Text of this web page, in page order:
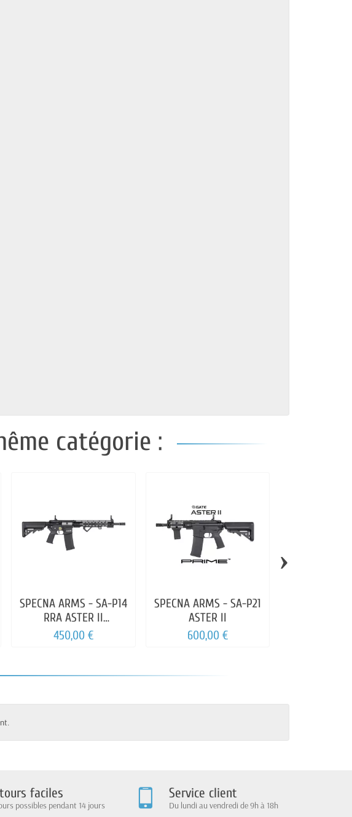
catégorie :
SPECNA ARMS - SA-P14
RRA ASTER II
BRUSHLESS NOIRE
450,00 €
SPECNA ARMS - SA-P21
ASTER II
600,00 €
›
faciles
possibles pendant 14 jours
Service client
Du lundi au vendredi de 9h à 18h